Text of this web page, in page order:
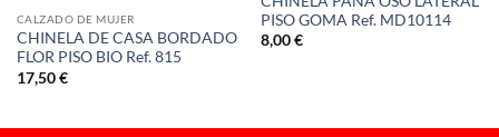
CALZADO DE MUJER
CHINELA DE CASA BORDADO
FLOR PISO BIO Ref. 815
17,50€
PISO GOMA Ref. MD10114
8,00€